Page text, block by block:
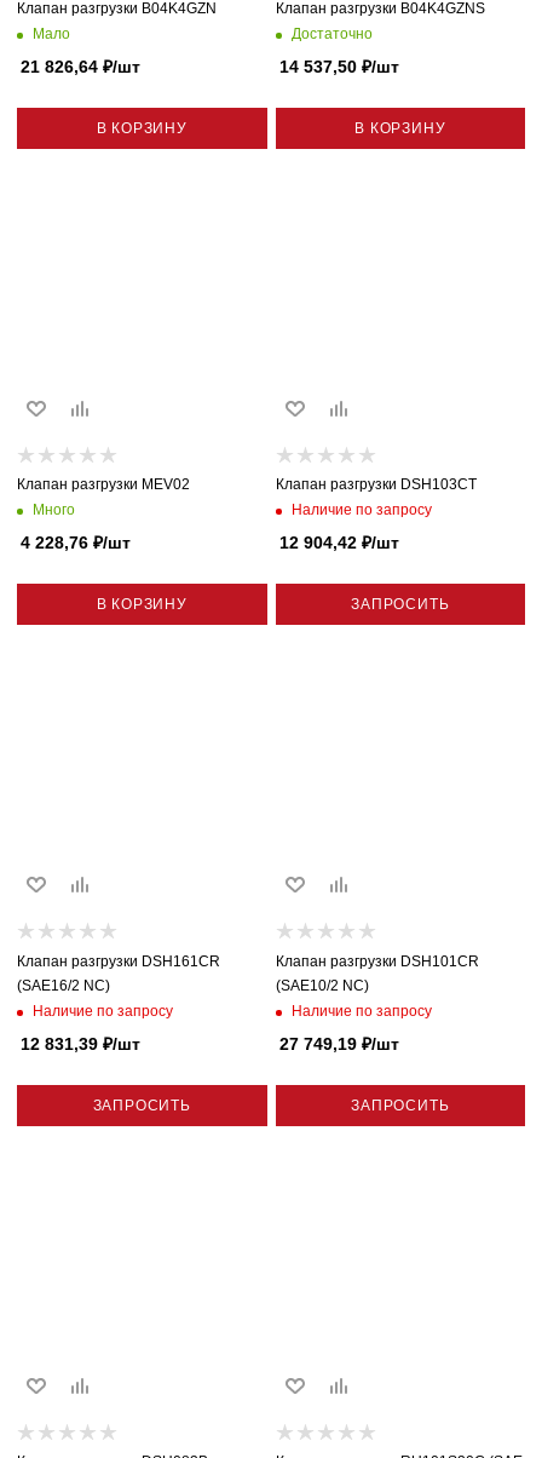
Клапан разгрузки B04K4GZN
Мало
21 826,64 ₽/шт
В КОРЗИНУ
Клапан разгрузки B04K4GZNS
Достаточно
14 537,50₽/шт
В КОРЗИНУ
Клапан разгрузки MEV02
Много
4 228,76 ₽/шт
В КОРЗИНУ
Клапан разгрузки DSH103CT
Наличие по запросу
12 904,42₽/шт
ЗАПРОСИТЬ
Клапан разгрузки DSH161CR
(SAE16/2 NC)
Наличие по запросу
12 831,39 ₽/шт
ЗАПРОСИТЬ
Клапан разгрузки DSH101CR
(SAE10/2 NC)
Наличие по запросу
27 749,19₽/шт
ЗАПРОСИТЬ